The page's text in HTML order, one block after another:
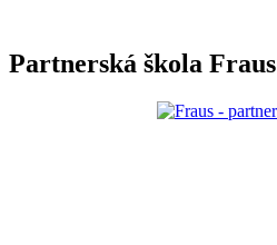
Partnerská škola Fraus